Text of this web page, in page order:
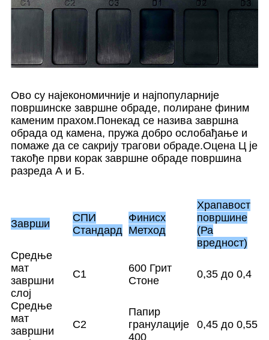
Ово су најекономичније и најпопуларније
површинске завршне обраде, полиране финим
каменим прахом.Понекад се назива завршна
обрада од камена, пружа добро ослобађање и
помаже да се сакрију трагови обраде.Оцена Ц је
такође први корак завршне обраде површина
разреда А и Б.
Заврши
СПИ
Стандард
Финисх
Метход
Храпавост
површине
(Ра
вредност)
Средње
мат
завршни
слој
C1
600 Грит
Стоне
0,35 до 0,4
Средње
мат
завршни
C2
Папир
гранулације
400
0,45 до 0,55